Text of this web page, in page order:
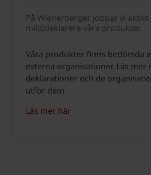
På Wienerberger jobbar vi
miljödeklarera våra produkter.
Våra produkter finns bedömda
externa organisationer. Läs mer
deklarationer och de
utför dem.
Läs mer här